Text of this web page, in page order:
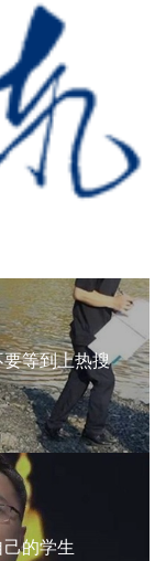
等到上热搜
的学生